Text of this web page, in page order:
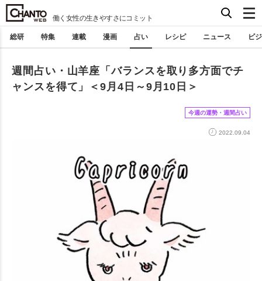
働く女性の生きやすさにコミット
総研 特集 連載 漫画 占い レシピ ニュース ビ
週間占い・山羊座「バランスを取り多方面でチ
ャンスを得て」＜9月4日～9月10日＞
今週の運勢・週間占い
2022.09.04